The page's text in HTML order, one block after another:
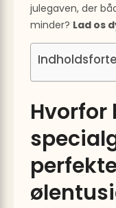
julegaven, der
minder? Lad os